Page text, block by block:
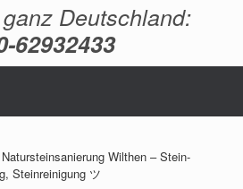
Deutschland:
62932433
Natursteinsanierung Wilthen – Stein-
Steinreinigung ツ